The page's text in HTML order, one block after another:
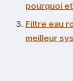
pourquoi
Filtre eau
meilleur